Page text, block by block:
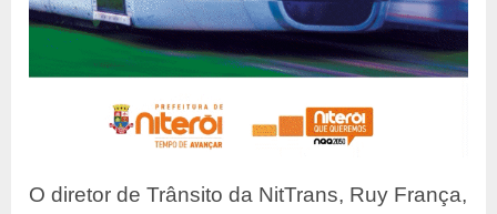
O diretor de Trânsito da NitTrans, Ruy França,